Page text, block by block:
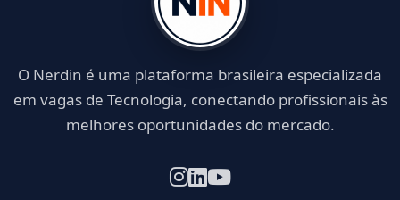
O Nerdin é uma plataforma brasileira especializada
em vagas de Tecnologia, conectando profissionais às
melhores oportunidades do mercado.